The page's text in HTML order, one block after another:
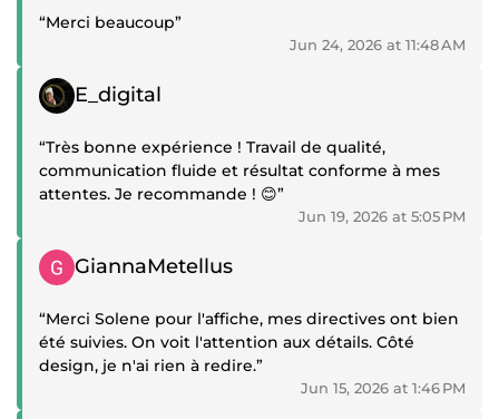
“Merci beaucoup”
Jun 24, 2026 at 11:48 AM
Positive review
E_digital
“Très bonne expérience ! Travail de qualité,
communication fluide et résultat conforme à mes
attentes. Je recommande ! 😊”
Jun 19, 2026 at 5:05 PM
Positive review
GiannaMetellus
“Merci Solene pour l'affiche, mes directives ont bien
été suivies. On voit l'attention aux détails. Côté
design, je n'ai rien à redire.”
Jun 15, 2026 at 1:46 PM